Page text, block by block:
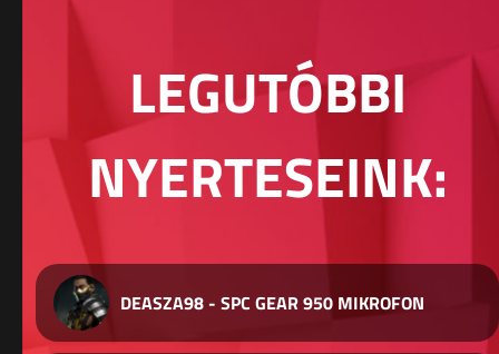
LEGUTÓBBI
NYERTESEINK:
DEASZA98 - SPC GEAR 950 MIKROFON